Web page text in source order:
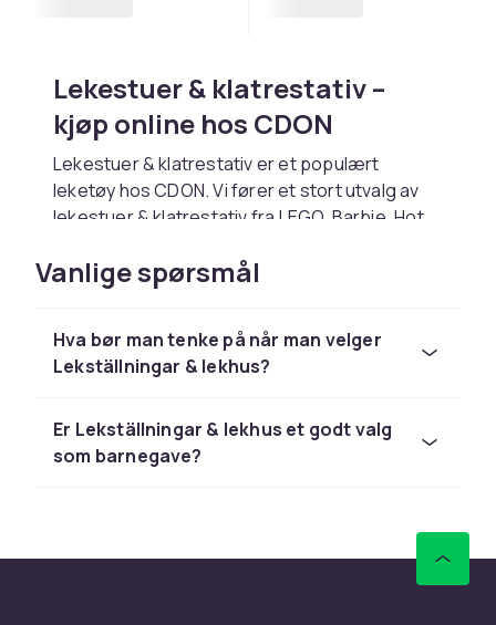
Lekestuer & klatrestativ –
kjøp online hos CDON
Lekestuer & klatrestativ er et populært
leketøy hos CDON. Vi fører et stort utvalg av
lekestuer & klatrestativ fra LEGO, Barbie, Hot
konkurransedyktige priser.
barnets alder og interesser. Hos CDON
handler du trygt med rask levering og enkel
Utforsk hele lekesortimentet hos CDON.
Hos CDON finner du lekestuer & klatrestativ fra
Vanlige spørsmål
Hva bør man tenke på når man velger
Lekställningar & lekhus?
Er Lekställningar & lekhus et godt valg
som barnegave?